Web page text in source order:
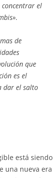
el
de
que
es el
dar el salto
está siendo
una nueva era